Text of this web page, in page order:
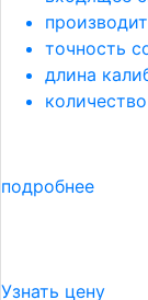
точность
длина
подробнее
Узнать цену